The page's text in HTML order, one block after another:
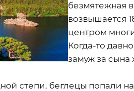
безмятежная
возвышается
центром
Когда-то
замуж за сына
степи, беглецы попали